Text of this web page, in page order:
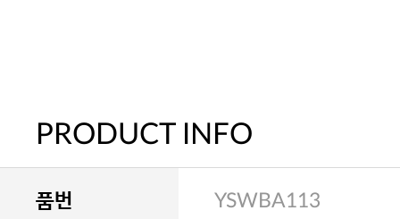
PRODUCT INFO
품번 YSWBA113